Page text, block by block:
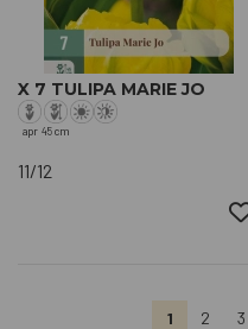
X 7 TULIPA MARIE JO
apr 45 cm
11/12
1 2 3